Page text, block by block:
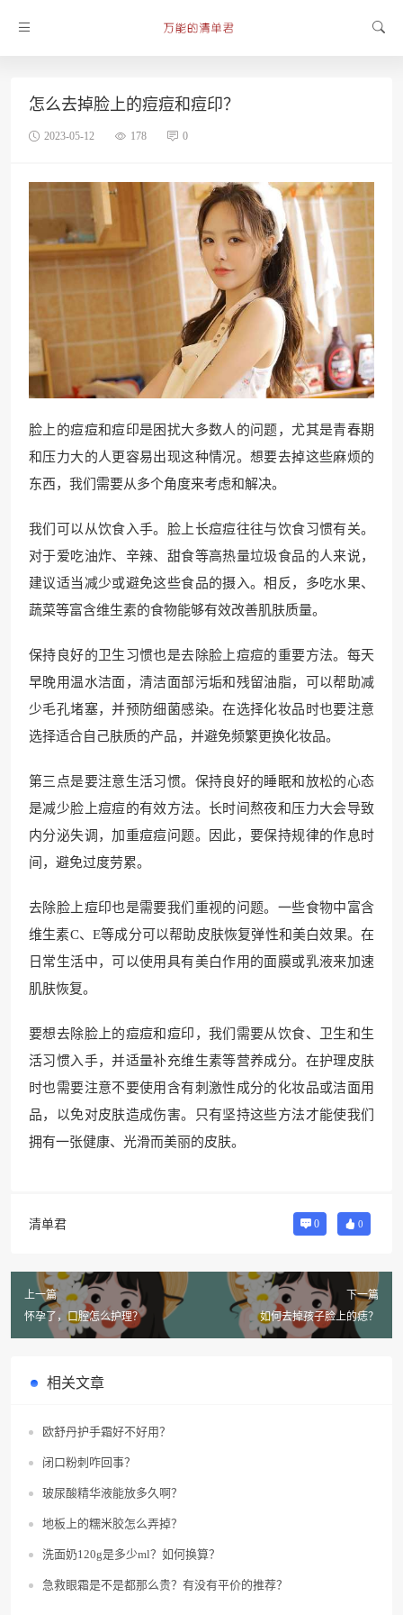
怎么去掉脸上的痘痘和痘印？
2023-05-12 178 0
脸上的痘痘和痘印是困扰大多数人的问题，尤其是青春期
和压力大的人更容易出现这种情况。想要去掉这些麻烦的
东西，我们需要从多个角度来考虑和解决。
我们可以从饮食入手。脸上长痘痘往往与饮食习惯有关。
对于爱吃油炸、辛辣、甜食等高热量垃圾食品的人来说，
建议适当减少或避免这些食品的摄入。相反，多吃水果、
蔬菜等富含维生素的食物能够有效改善肌肤质量。
保持良好的卫生习惯也是去除脸上痘痘的重要方法。每天
早晚用温水洁面，清洁面部污垢和残留油脂，可以帮助减
少毛孔堵塞，并预防细菌感染。在选择化妆品时也要注意
选择适合自己肤质的产品，并避免频繁更换化妆品。
第三点是要注意生活习惯。保持良好的睡眠和放松的心态
是减少脸上痘痘的有效方法。长时间熬夜和压力大会导致
内分泌失调，加重痘痘问题。因此，要保持规律的作息时
间，避免过度劳累。
去除脸上痘印也是需要我们重视的问题。一些食物中富含
维生素C、E等成分可以帮助皮肤恢复弹性和美白效果。在
日常生活中，可以使用具有美白作用的面膜或乳液来加速
肌肤恢复。
要想去除脸上的痘痘和痘印，我们需要从饮食、卫生和生
活习惯入手，并适量补充维生素等营养成分。在护理皮肤
时也需要注意不要使用含有刺激性成分的化妆品或洁面用
品，以免对皮肤造成伤害。只有坚持这些方法才能使我们
拥有一张健康、光滑而美丽的皮肤。
清单君 0 0
上一篇
怀孕了，口腔怎么护理？
下一篇
如何去掉孩子脸上的痣？
相关文章
欧舒丹护手霜好不好用？
闭口粉刺咋回事？
玻尿酸精华液能放多久啊？
地板上的糯米胶怎么弄掉？
洗面奶120g是多少ml？如何换算？
急救眼霜是不是都那么贵？有没有平价的推荐？